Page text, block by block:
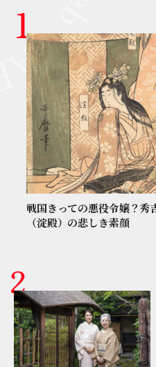
戦国きっての悪役令嬢？秀
（淀殿）の悲しき素顔